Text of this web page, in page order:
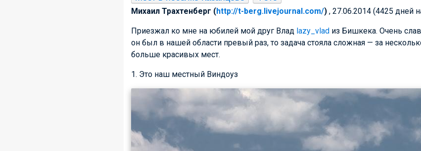
Михаил Трахтенберг (http://t-berg.livejournal.com/) , 27.06.2014 (4425 дней
Приезжал ко мне на юбилей мой друг Влад lazy_vlad из Бишкека. Очень
он был в нашей области превый раз, то задача стояла сложная — за
больше красивых мест.
1. Это наш местный Виндоуз